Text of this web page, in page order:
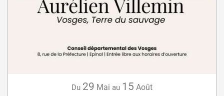
Du 29 Mai au 15 Août